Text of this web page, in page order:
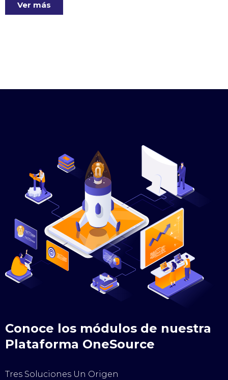
Ver más
Conoce los módulos de nuestra
Plataforma OneSource
Tres Soluciones Un Origen